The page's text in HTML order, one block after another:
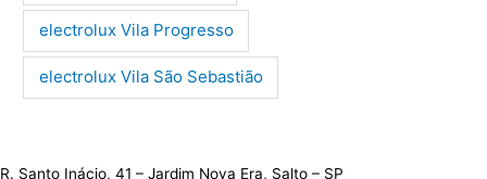
electrolux Vila Progresso
electrolux Vila São Sebastião
R. Santo Inácio, 41 – Jardim Nova Era, Salto – SP